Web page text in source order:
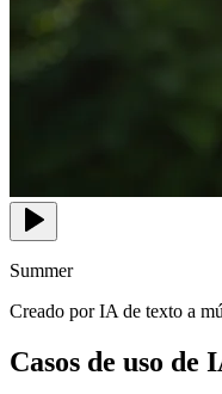
Summer
Creado por IA de texto a
Casos de uso de